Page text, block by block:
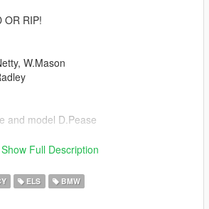
OR RIP!
W.Mason
and model D.Pease
- J.Radley
Show Full Description
ELS BMW